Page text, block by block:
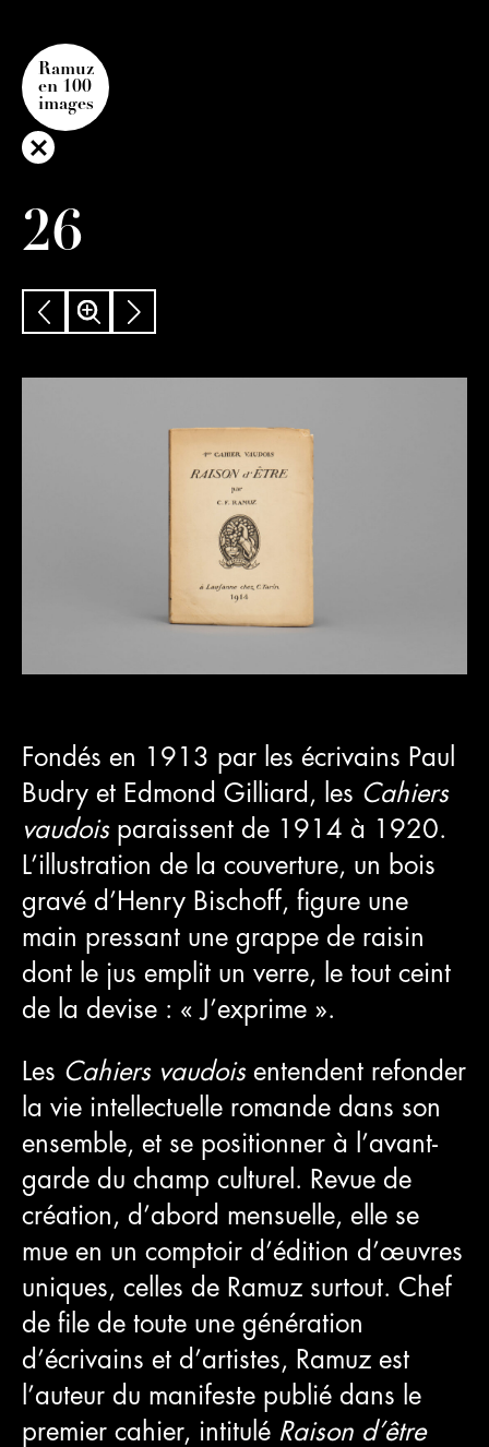
Ramuz
en 100
images
26
PRÉCÉDENTZOOMSUIVANT
Fondés en 1913 par les écrivains Paul
Budry et Edmond Gilliard, les Cahiers
vaudoisparaissent de 1914 à 1920.
L’illustration de la couverture, un bois
gravé d’Henry Bischoff, figure une
main pressant une grappe de raisin
dont le jus emplit un verre, le tout ceint
de la devise : « J’exprime ».
Les Cahiers vaudoisentendent refonder
la vie intellectuelle romande dans son
ensemble, et se positionner à l’avant-
garde du champ culturel. Revue de
création, d’abord mensuelle, elle se
mue en un comptoir d’édition d’œuvres
uniques, celles de Ramuz surtout. Chef
de file de toute une génération
d’écrivains et d’artistes, Ramuz est
l’auteur du manifeste publié dans le
premier cahier, intitulé Raison d’être